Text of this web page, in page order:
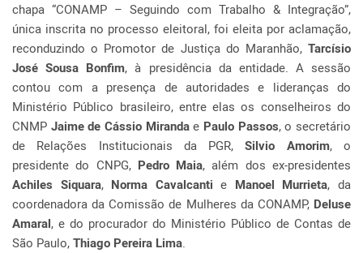
chapa “CONAMP – Seguindo com Trabalho & Integração”,
única inscrita no processo eleitoral, foi eleita por aclamação,
reconduzindo o Promotor de Justiça do Maranhão,Tarcísio
José Sousa Bonfim, à presidência da entidade. A sessão
contou com a presença de autoridades e lideranças do
Ministério Público brasileiro, entre elas os conselheiros do
CNMP Jaime de Cássio Mirandae Paulo Passos, o secretário
de Relações Institucionais da PGR,Silvio Amorim, o
presidente do CNPG, Pedro Maia, além dos ex-presidentes
Achiles Siquara, Norma Cavalcanti e Manoel Murrieta, da
coordenadora da Comissão de Mulheres da CONAMP, Deluse
Amaral, e do procurador do Ministério Público de Contas de
São Paulo, Thiago Pereira Lima.